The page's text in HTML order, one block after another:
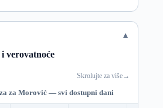
verovatnoće
Skrolujte za više→
za Morović — svi dostupni dani